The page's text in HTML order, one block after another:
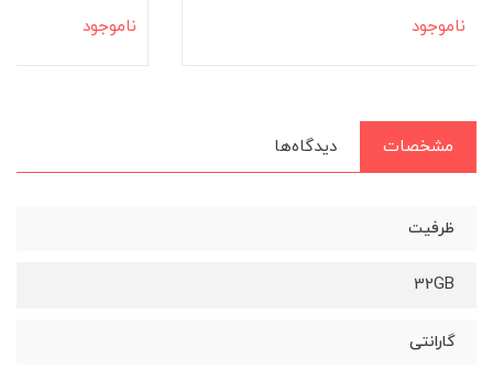
ناموجود ناموجود
مشخصات دیدگاه‌ها
ظرفیت
32GB
گارانتی